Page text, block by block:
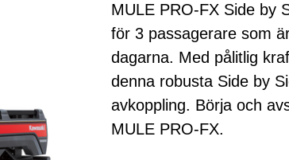
MULE PRO-FX Side by
för 3 passagerare som
dagarna. Med pålitlig
denna robusta Side by
avkoppling. Börja och
MULE PRO-FX.